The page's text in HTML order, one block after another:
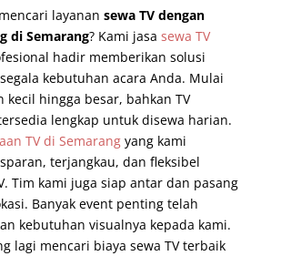
layanan sewa TV dengan
di Semarang? Kami jasa sewa TV
hadir memberikan solusi
kebutuhan acara Anda. Mulai
kecil hingga besar, bahkan TV
lengkap untuk disewa harian.
TV di Semarangyang kami
terjangkau, dan fleksibel
Tim kami juga siap antar dan pasang
Banyak event penting telah
kebutuhan visualnya kepada kami.
lagi mencari biaya sewa TV terbaik